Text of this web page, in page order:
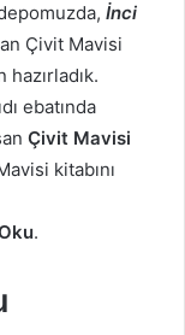
İnci
Çivit Mavisi
ebatında
Çivit Mavisi
kitabını
.